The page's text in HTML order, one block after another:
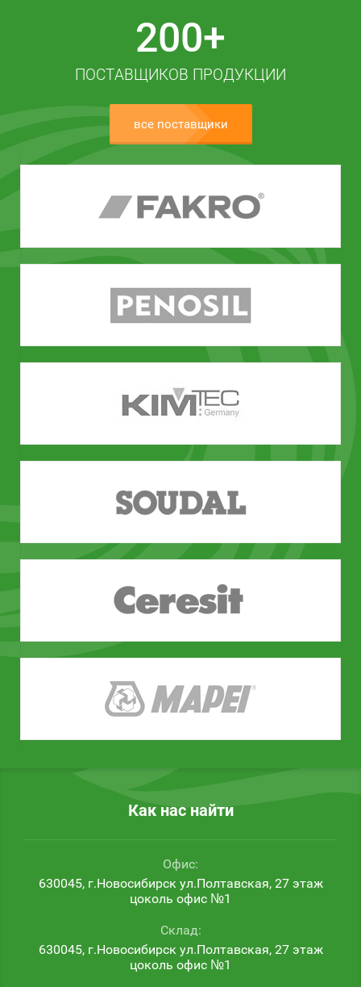
200+
ПОСТАВЩИКОВ ПРОДУКЦИИ
все поставщики
Как нас найти
Офис:
630045, г.Новосибирск ул.Полтавская, 27 этаж
цоколь офис №1
Склад:
630045, г.Новосибирск ул.Полтавская, 27 этаж
цоколь офис №1